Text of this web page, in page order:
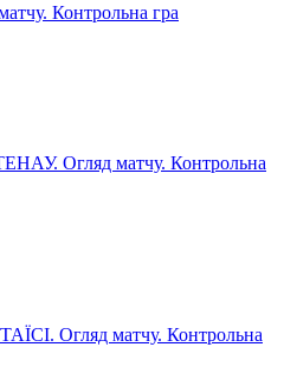
Контрольна гра
Огляд матчу. Контрольна
Огляд матчу. Контрольна